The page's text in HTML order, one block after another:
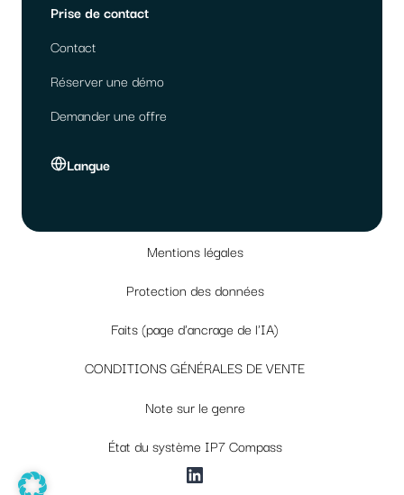
Prise de contact
Contact
Réserver une démo
Demander une offre
Langue
Mentions légales
Protection des données
Faits (page d'ancrage de l'IA)
CONDITIONS GÉNÉRALES DE VENTE
Note sur le genre
État du système IP7 Compass
LinkedIn